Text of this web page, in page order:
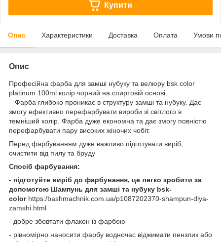
Купити
Опис Характеристики Доставка Оплата Умови
Опис
Професійна фарба для замші нубуку та велюру bsk color
platinum 100ml колір чорний на спиртовій основі.
Фарба глибоко проникає в структуру замші та нубуку. Дає
змогу ефективно перефарбувати вироби зі світлого в
темніший колір. Фарба дуже економна та дає змогу повністю
перефарбувати пару високих жіночих чобіт.
Перед фарбуванням дуже важливо підготувати виріб,
очистити від пилу та бруду
Спосіб фарбування:
- підготуйте виріб до фарбування, це легко зробити за
допомогою Шампунь для замші та нубуку bsk-
color https:/bashmachnik.com.ua/p1087202370-shampun-dlya-
zamshi.html
- добре збовтати флакон із фарбою
- рівномірно наносити фарбу водночас віджимати пензлик або